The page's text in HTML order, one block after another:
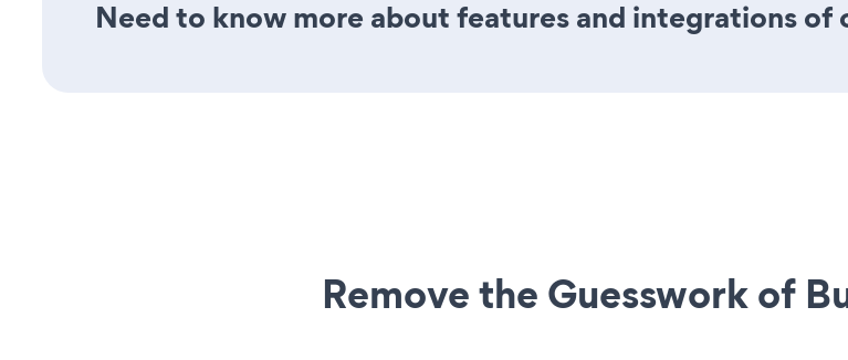
Need to know more about features and integrations of
Remove the Guesswork of